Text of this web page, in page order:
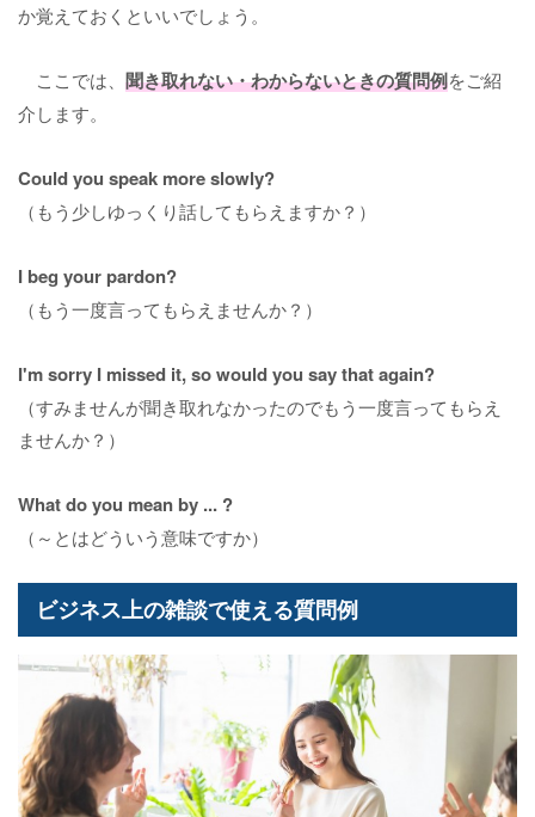
か覚えておくといいでしょう。
ここでは、 聞き取れない・わからないときの質問例をご紹
介します。
Could you speak more slowly?
（もう少しゆっくり話してもらえますか？）
I beg your pardon?
（もう一度言ってもらえませんか？）
I'm sorry I missed it, so would you say that again?
（すみませんが聞き取れなかったのでもう一度言ってもらえ
ませんか？）
What do you mean by ... ?
（～とはどういう意味ですか）
ビジネス上の雑談で使える質問例